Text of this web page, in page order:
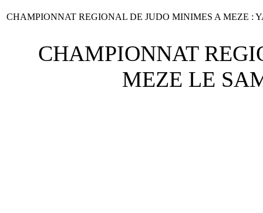
CHAMPIONNAT REGIONAL DE JUDO MINIMES A MEZE :
CHAMPIONNAT
MEZE LE